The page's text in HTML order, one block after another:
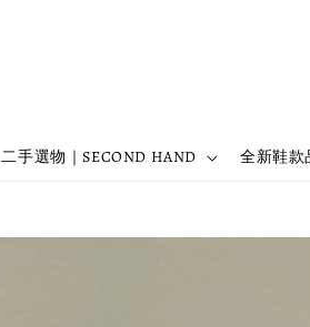
二手選物｜SECOND HAND 全新鞋款